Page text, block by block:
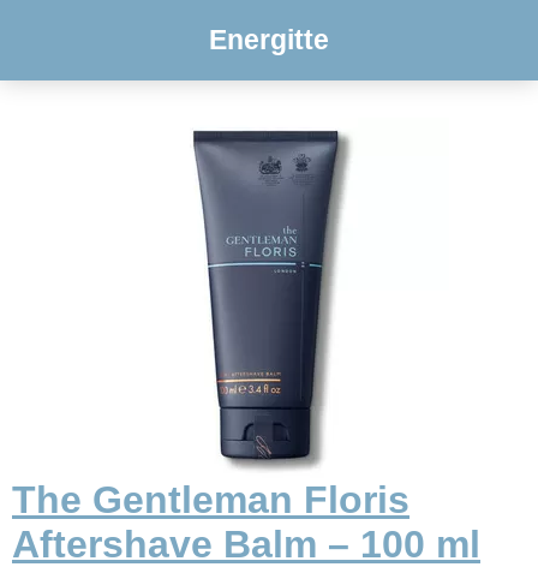
Energitte
The Gentleman Floris
Aftershave Balm – 100 ml